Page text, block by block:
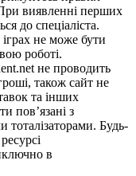
виявленні перших
до спеціаліста.
не може бути
роботі.
не проводить
також сайт не
та інших
пов’язані з
тоталізаторами. Будь-
в